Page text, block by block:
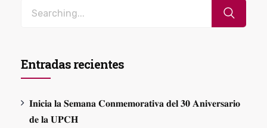
Entradas recientes
𝐈𝐧𝐢𝐜𝐢𝐚 𝐥𝐚 𝐒𝐞𝐦𝐚𝐧𝐚 𝐂𝐨𝐧𝐦𝐞𝐦𝐨𝐫𝐚𝐭𝐢𝐯𝐚 𝐝𝐞𝐥 𝟑𝟎 𝐀𝐧𝐢𝐯𝐞𝐫𝐬𝐚𝐫𝐢𝐨
𝐝𝐞 𝐥𝐚 𝐔𝐏𝐂𝐇